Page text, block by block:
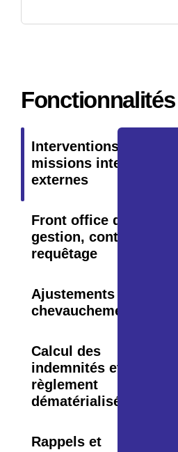
Fonctionnalités
Interventions et
missions internes ou
externes
Front office de
gestion, contrôle et
requêtage
Ajustements de
chevauchements
Calcul des
indemnités et
règlement
dématérialisé
Rappels et